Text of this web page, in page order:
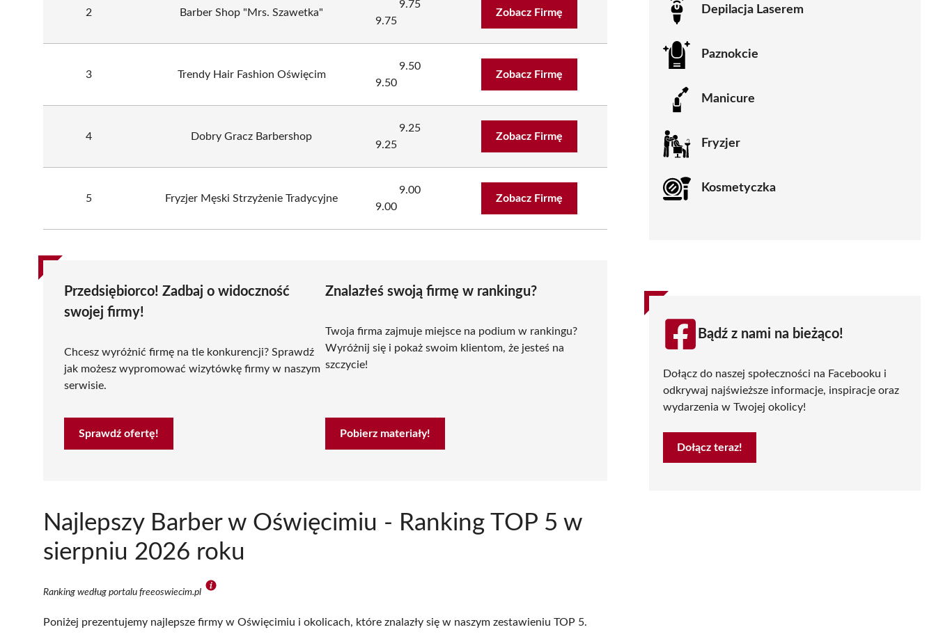
2 Barber Shop "Mrs. Szawetka"
9.75
9.75
Zobacz Firmę
3 Trendy Hair Fashion Oświęcim
9.50
9.50
Zobacz Firmę
4 Dobry Gracz Barbershop
9.25
9.25
Zobacz Firmę
5 Fryzjer Męski Strzyżenie Tradycyjne
9.00
9.00
Zobacz Firmę
Przedsiębiorco! Zadbaj o widoczność
swojej firmy!
Chcesz wyróżnić firmę na tle konkurencji? Sprawdź
jak możesz wypromować wizytówkę firmy w naszym
serwisie.
Sprawdź ofertę!
Znalazłeś swoją firmę w rankingu?
Twoja firma zajmuje miejsce na podium w rankingu?
Wyróżnij się i pokaż swoim klientom, że jesteś na
szczycie!
Pobierz materiały!
Najlepszy Barber w Oświęcimiu - Ranking TOP 5 w
sierpniu 2026 roku
Ranking według portalu freeoswiecim.pl
Poniżej prezentujemy najlepsze firmy w Oświęcimiu i okolicach, które znalazły się w naszym zestawieniu TOP 5.
Depilacja Laserem
Paznokcie
Manicure
Fryzjer
Kosmetyczka
Bądź z nami na bieżąco!
Dołącz do naszej społeczności na Facebooku i
odkrywaj najświeższe informacje, inspiracje oraz
wydarzenia w Twojej okolicy!
Dołącz teraz!